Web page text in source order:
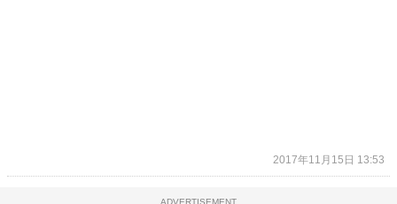
2017年11月15日 13:53
ADVERTISEMENT